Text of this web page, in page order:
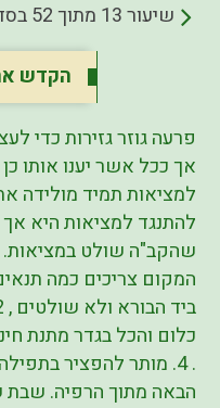
שיעור 13 מתוך 52 בסדרת
הקדש
פרעה גוזר גזירות כדי
אך ככל אשר יענו אותו כן
למציאות תמיד מולידה
להתנגד למציאות היא
שהקב"ה שולט
. 4. מותר להפציר
הבאה מתוך הרפיה. שבת